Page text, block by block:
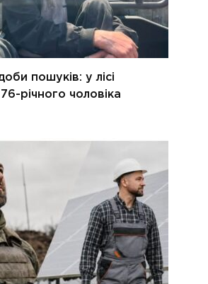
пошуків: у лісі
річного чоловіка